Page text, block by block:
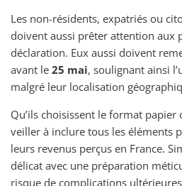
Les non-résidents, expatriés ou
doivent aussi prêter attention aux
déclaration. Eux aussi doivent
avant le 25 mai, soulignant ainsi
malgré leur localisation
Qu’ils choisissent le format
veiller à inclure tous les éléments
leurs revenus perçus en France.
délicat avec une préparation
risque de complications